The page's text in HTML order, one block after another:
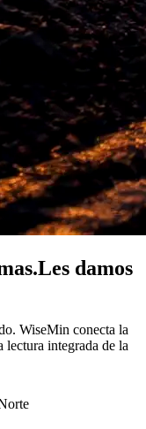
Les damos
WiseMin conecta la
integrada de la